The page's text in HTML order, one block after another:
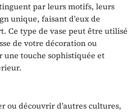
par leurs motifs, leurs
unique, faisant d’eux de
Ce type de vase peut être utilisé
de votre décoration ou
touche sophistiquée et
ou découvrir d’autres cultures,